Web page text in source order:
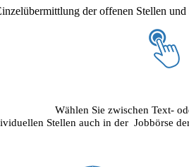
der offenen Stellen
Wählen Sie zwischen Text-
Stellen auch in der Jobbörse